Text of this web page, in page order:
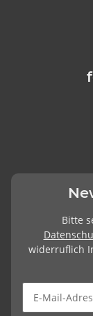
Bitte
widerruflich